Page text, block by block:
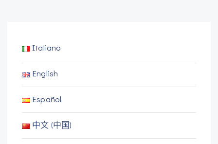
Italiano
English
Español
中文 (中国)